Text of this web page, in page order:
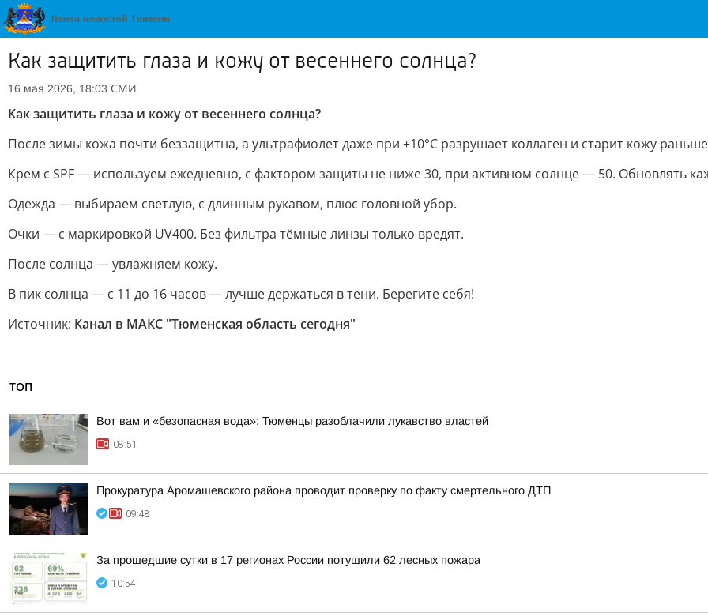
Как защитить глаза и кожу от весеннего солнца?
16 мая 2026, 18:03 СМИ
Как защитить глаза и кожу от весеннего солнца?
После зимы кожа почти беззащитна, а ультрафиолет даже при +10°C разрушает коллаген и старит кожу
Крем с SPF — используем ежедневно, с фактором защиты не ниже 30, при активном солнце — 50. Обновлять
Одежда — выбираем светлую, с длинным рукавом, плюс головной убор.
Очки — с маркировкой UV400. Без фильтра тёмные линзы только вредят.
После солнца — увлажняем кожу.
В пик солнца — с 11 до 16 часов — лучше держаться в тени. Берегите себя!
Источник: Канал в МАКС "Тюменская область сегодня"
ТОП
Вот вам и «безопасная вода»: Тюменцы разоблачили лукавство властей
08:51
Прокуратура Аромашевского района проводит проверку по факту смертельного ДТП
09:48
За прошедшие сутки в 17 регионах России потушили 62 лесных пожара
10:54